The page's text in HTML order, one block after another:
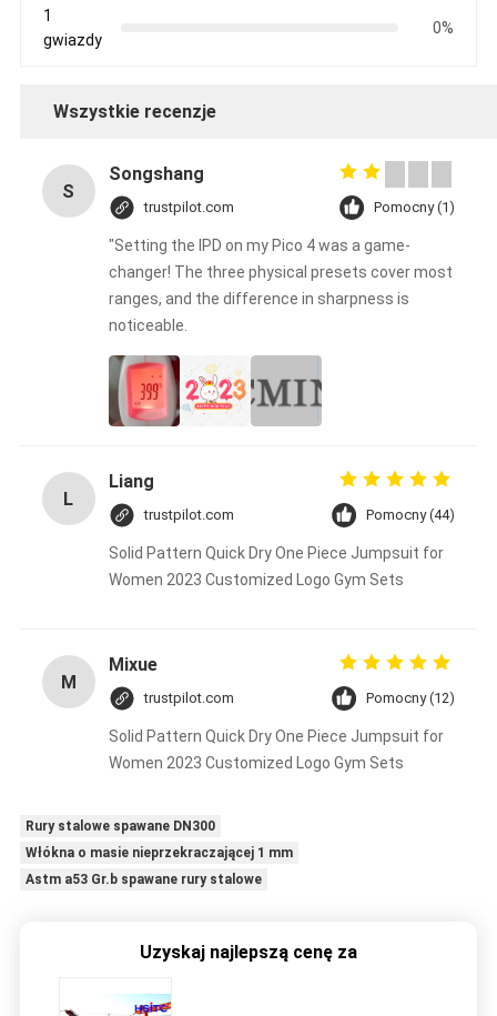
1
gwiazdy
0%
Wszystkie recenzje
S
Songshang
trustpilot.com Pomocny (1)
"Setting the IPD on my Pico 4 was a game-
changer! The three physical presets cover most
ranges, and the difference in sharpness is
noticeable.
L
Liang
trustpilot.com Pomocny (44)
Solid Pattern Quick Dry One Piece Jumpsuit for
Women 2023 Customized Logo Gym Sets
M
Mixue
trustpilot.com Pomocny (12)
Solid Pattern Quick Dry One Piece Jumpsuit for
Women 2023 Customized Logo Gym Sets
Rury stalowe spawane DN300
Włókna o masie nieprzekraczającej 1 mm
Astm a53 Gr.b spawane rury stalowe
Uzyskaj najlepszą cenę za